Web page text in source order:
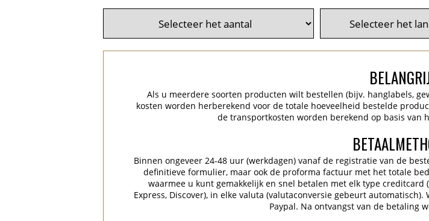
Als u meerdere soorten producten wilt bestellen (bijv. hanglabels,
kosten worden herberekend voor de totale hoeveelheid bestelde
de transportkosten worden berekend op basis van
Binnen ongeveer 24-48 uur (werkdagen) vanaf de registratie van de
definitieve formulier, maar ook de proforma factuur met het totale
waarmee u kunt gemakkelijk en snel betalen met elk type creditcard
Express, Discover), in elke valuta (valutaconversie gebeurt
Paypal. Na ontvangst van de betaling